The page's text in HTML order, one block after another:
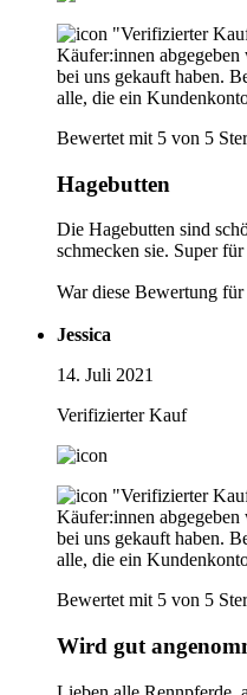
"Verifizierter
Käufer:innen abgegeben
bei uns gekauft haben.
alle, die ein
Bewertet mit 5 von 5
Hagebutten
Die Hagebutten sind
schmecken sie. Super
War diese Bewertung
Jessica
14. Juli 2021
Verifizierter Kauf
"Verifizierter
Käufer:innen abgegeben
bei uns gekauft haben.
alle, die ein
Bewertet mit 5 von 5
Wird gut